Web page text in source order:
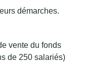
démarches.
vente du fonds
de 250 salariés)